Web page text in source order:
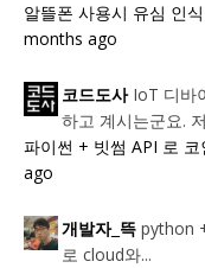
알뜰폰 사용시 유심 인
months ago
코드도사 IoT 디바
하고 계시는군요.
파이썬 + 빗썸 API 로
ago
개발자_뜩 python
로 cloud와...